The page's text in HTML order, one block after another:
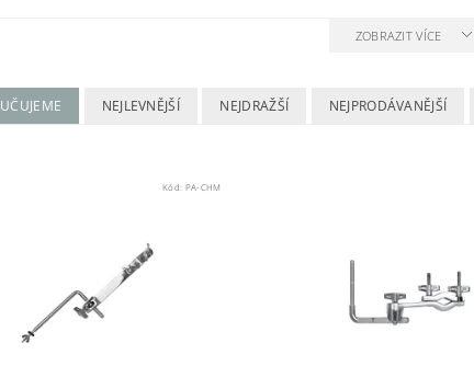
ZOBRAZIT VÍCE
NEJLEVNĚJŠÍ NEJDRAŽŠÍ NEJPRODÁVANĚJŠÍ
Kód: PA-CHM